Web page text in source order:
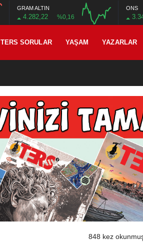
GRAM ALTIN
4.282,22 %0,16
ONS
TERS SORULAR YAŞAM YAZARLAR
848 kez